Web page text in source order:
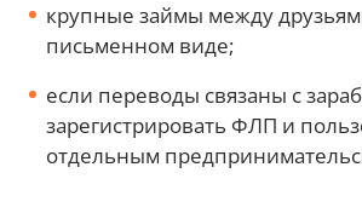
крупные займы между
письменном виде;
если переводы связаны с
зарегистрировать ФЛП и
отдельным